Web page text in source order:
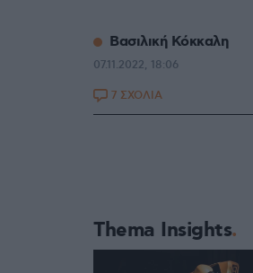
Βασιλική Κόκκαλη
07.11.2022, 18:06
7 ΣΧΟΛΙΑ
Thema Insights